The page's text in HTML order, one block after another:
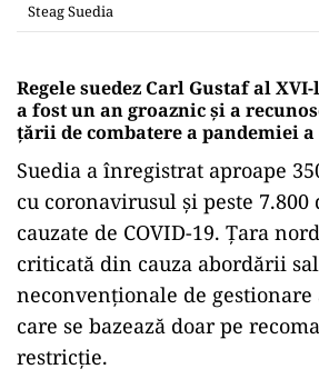
Steag Suedia
Regele suedez Carl Gustaf al
a fost un an groaznic și a
țării de combatere a pandemiei a
Suedia a înregistrat aproape
cu coronavirusul și peste 7.800
cauzate de COVID-19. Țara
criticată din cauza abordării
neconvenționale de
care se bazează doar pe
restricție.